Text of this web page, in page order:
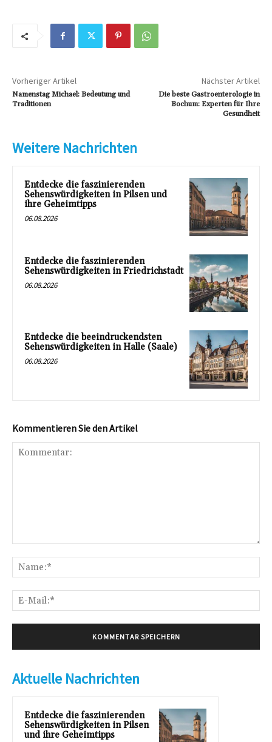
Vorheriger Artikel
Namenstag Michael: Bedeutung und
Traditionen
Nächster Artikel
Die beste Gastroenterologie in
Bochum: Experten für Ihre
Gesundheit
Weitere Nachrichten
Entdecke die faszinierenden
Sehenswürdigkeiten in Pilsen und
ihre Geheimtipps
06.08.2026
Entdecke die faszinierenden
Sehenswürdigkeiten in Friedrichstadt
06.08.2026
Entdecke die beeindruckendsten
Sehenswürdigkeiten in Halle (Saale)
06.08.2026
Kommentieren Sie den Artikel
Aktuelle Nachrichten
Entdecke die faszinierenden
Sehenswürdigkeiten in Pilsen
und ihre Geheimtipps